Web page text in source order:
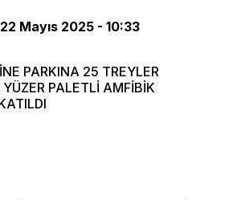
22 Mayıs 2025 - 10:33